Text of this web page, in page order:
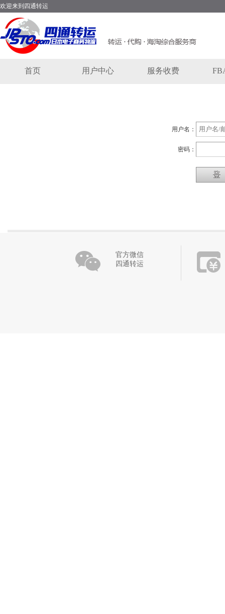
欢迎来到四通转运
首页 用户中心 服务收费
用户名：
密码：
官方微信
四通转运